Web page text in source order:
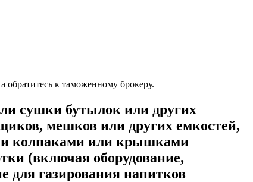
обратитесь к таможенному брокеру.
сушки бутылок или других
мешков или других емкостей,
колпаками или крышками
(включая оборудование,
для газирования напитков